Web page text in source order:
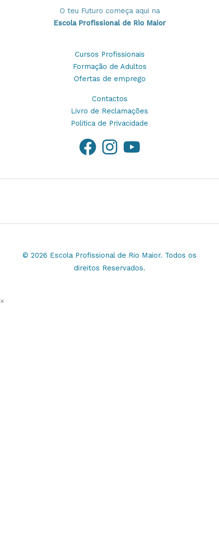
O teu Futuro começa aqui na
Escola Profissional de Rio Maior
Cursos Profissionais
Formação de Adultos
Ofertas de emprego
Contactos
Livro de Reclamações
Politica de Privacidade
© 2026 Escola Profissional de Rio Maior. Todos os
direitos Reservados.
×